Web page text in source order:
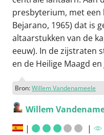
presbyterium, met een
Bejarano, 1965) dat is
altaarstukken van de
eeuw). In de zijstraten
en de Heilige Maagd en
Bron:Willem Vandenameele
Willem
|
|